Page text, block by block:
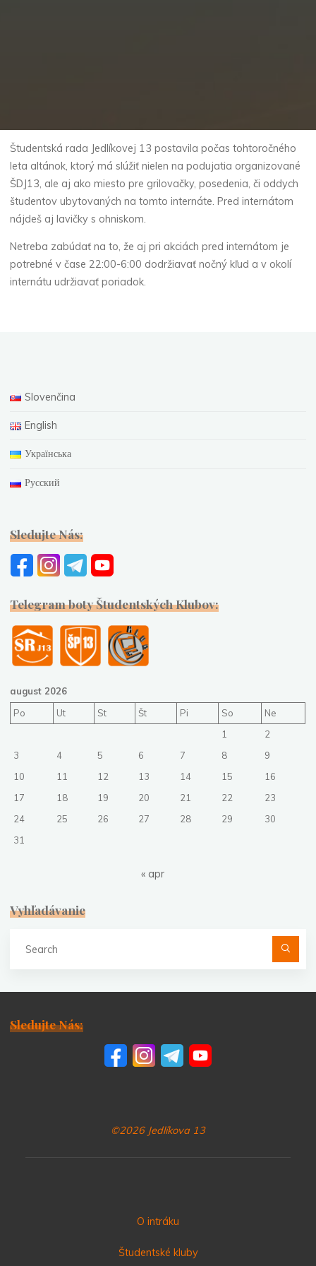
Študentská rada Jedlíkovej 13 postavila počas tohtoročného
leta altánok, ktorý má slúžiť nielen na podujatia organizované
ŠDJ13, ale aj ako miesto pre grilovačky, posedenia, či oddych
študentov ubytovaných na tomto internáte. Pred internátom
nájdeš aj lavičky s ohniskom.
Netreba zabúdať na to, že aj pri akciách pred internátom je
potrebné v čase 22:00-6:00 dodržiavať nočný kľud a v okolí
internátu udržiavať poriadok.
Slovenčina
English
Українська
Русский
Sledujte Nás:
Telegram boty Študentských Klubov:
august 2026
Po
Ut St Št Pi So
Ne
1
2
3
4 5 6 7 8
9
10
11 12 13 14 15
16
17
18 19 20 21 22
23
24
25 26 27 28 29
30
31
« apr
Vyhľadávanie
Sledujte Nás:
©2026 Jedlíkova 13
O intráku
Študentské kluby